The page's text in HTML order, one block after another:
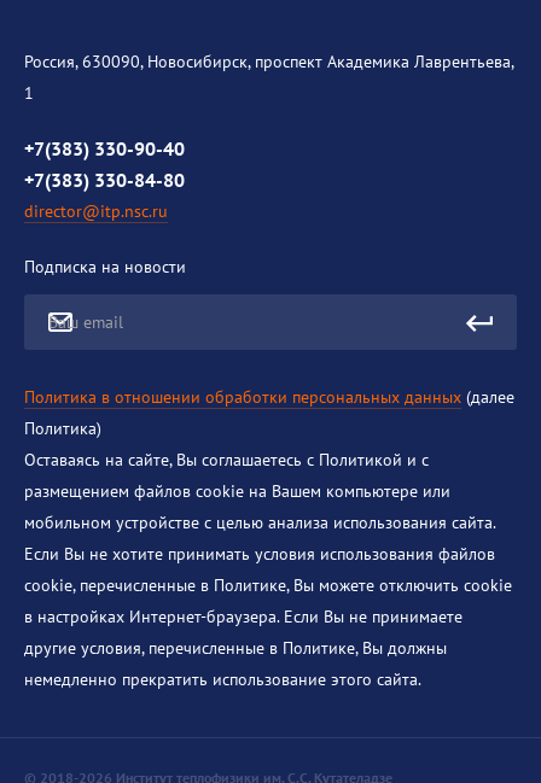
История института
Контакты
Противодействие коррупции
Россия, 630090, Новосибирск, проспект Академика Лаврентьева,
1
+7(383) 330-90-40
+7(383) 330-84-80
director@itp.nsc.ru
Подписка на новости
Ваш email
Политика в отношении обработки персональных данных (далее
Политика)
Оставаясь на сайте, Вы соглашаетесь с Политикой и с
размещением файлов cookie на Вашем компьютере или
мобильном устройстве с целью анализа использования сайта.
Если Вы не хотите принимать условия использования файлов
cookie, перечисленные в Политике, Вы можете отключить cookie
в настройках Интернет-браузера. Если Вы не принимаете
другие условия, перечисленные в Политике, Вы должны
немедленно прекратить использование этого сайта.
© 2018-2026 Институт теплофизики им. С.С. Кутателадзе